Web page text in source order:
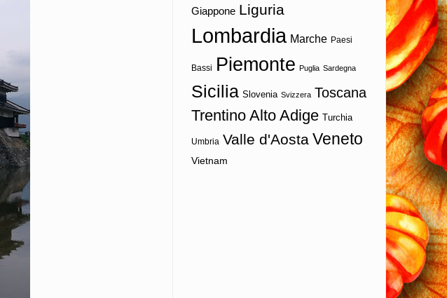
Giappone Liguria
Lombardia Marche Paesi
Bassi Piemonte Puglia Sardegna
Sicilia Slovenia Svizzera Toscana
Trentino Alto Adige Turchia
Umbria Valle d'Aosta Veneto
Vietnam